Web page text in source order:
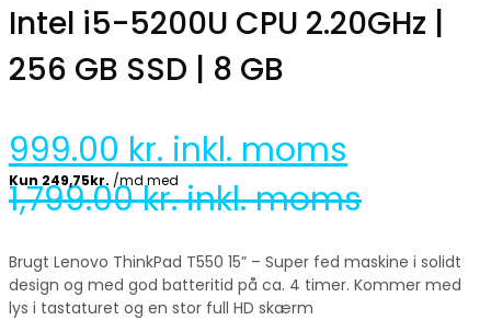
Intel i5-5200U CPU 2.20GHz |
256 GB SSD | 8 GB
999.00 kr. inkl. moms
1,799.00kr. inkl. moms
Brugt Lenovo ThinkPad T550 15” – Super fed maskine i solidt
design og med god batteritid på ca. 4 timer. Kommer med
lys i tastaturet og en stor full HD skærm